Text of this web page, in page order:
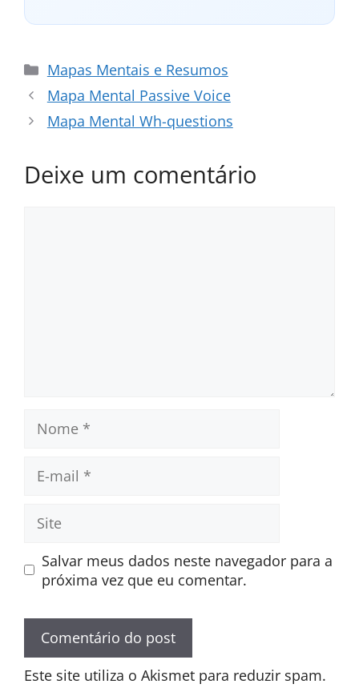
Categorias
Mapas Mentais e Resumos
Mapa Mental Passive Voice
Mapa Mental Wh-questions
Deixe um comentário
mail
Site
Salvar meus dados neste navegador para a
próxima vez que eu comentar.
Este site utiliza o Akismet para reduzir spam.